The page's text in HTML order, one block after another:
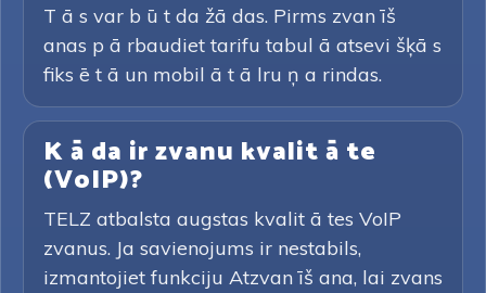
T ā s var b ū t da žā das. Pirms zvan īš
anas p ā rbaudiet tarifu tabul ā atsevi šķā s
fiks ē t ā un mobil ā t ā lru ņ a rindas.
K ā da ir zvanu kvalit ā te
(VoIP)?
TELZ atbalsta augstas kvalit ā tes VoIP
zvanus. Ja savienojums ir nestabils,
izmantojiet funkciju Atzvan īš ana, lai zvans